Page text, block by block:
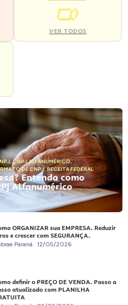
VER TODOS
,CNPJ ALFANUMÉRICO,
DE CNPJ,RECEITA FEDERAL
Entenda como
Alfanumérico
ORGANIZAR sua EMPRESA. Reduzir
e crescer com SEGURANÇA.
Paraná 12/05/2026
definir o PREÇO DE VENDA. Passo a
atualizado com PLANILHA